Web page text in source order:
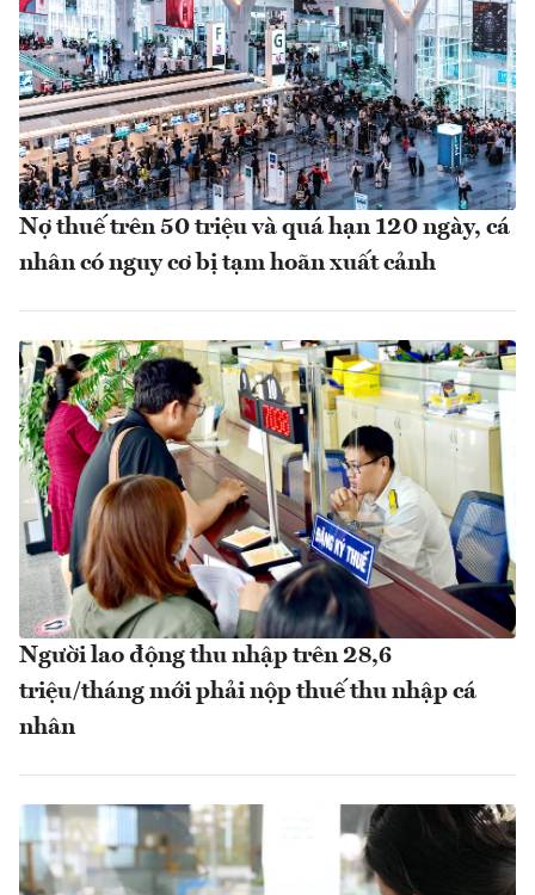
Nợ thuế trên 50 triệu và quá hạn 120 ngày, cá
nhân có nguy cơ bị tạm hoãn xuất cảnh
Người lao động thu nhập trên 28,6
triệu/tháng mới phải nộp thuế thu nhập cá
nhân